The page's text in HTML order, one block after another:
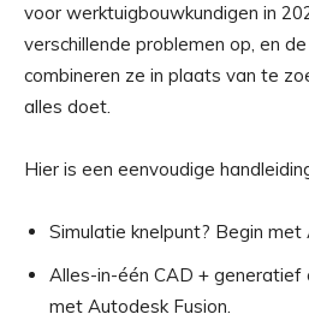
voor werktuigbouwkundigen in
verschillende problemen op, en
combineren ze in plaats van te
alles doet.
Hier is een eenvoudige
Simulatie knelpunt? Begin met
Alles-in-één CAD + generatief
met Autodesk Fusion.